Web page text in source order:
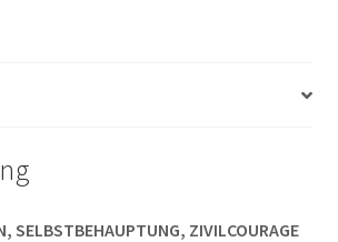
SELBSTBEHAUPTUNG, ZIVILCOURAGE